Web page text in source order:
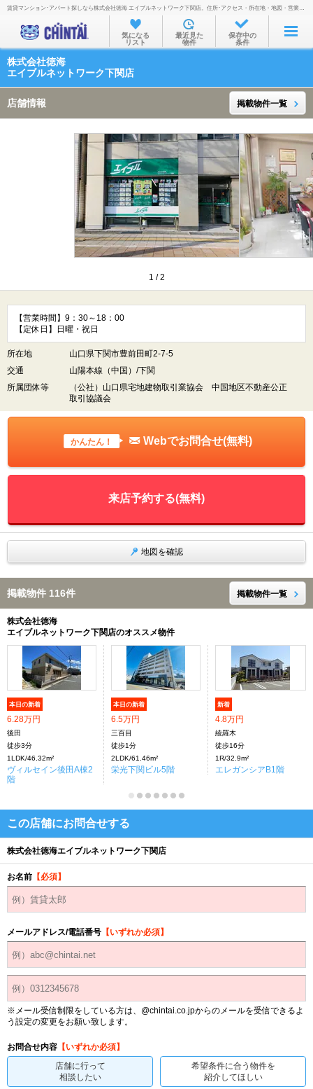
お部屋を探す
沿線・駅から
通勤通学時間から
物件特集から
不動産会社から
TOP
賃貸マンション･アパート探しなら株式会社徳海 エイブルネットワーク下関店。住所･アクセス・所在地・地図・営業時間・定休日・電話番号などを掲載。
気になる
リスト
最近見た
物件
保存中の
条件
株式会社徳海
エイブルネットワーク下関店
店舗情報 掲載物件一覧
1 /2
【営業時間】9：30～18：00
【定休日】日曜・祝日
所在地
山口県下関市豊前田町2-7-5
交通
山陽本線（中国）/下関
所属団体等
（公社）山口県宅地建物取引業協会 中国地区不動産公正
取引協議会
かんたん！ Webでお問合せ(無料)
来店予約する(無料)
地図を確認
掲載物件 116件 掲載物件一覧
株式会社徳海
エイブルネットワーク下関店のオススメ物件
本日の新着
6.28万円
後田
徒歩3分
1LDK/46.32m²
ヴィルセイン後田A棟2
階
本日の新着
6.5万円
三百目
徒歩1分
2LDK/61.46m²
栄光下関ビル5階
新着
4.8万円
綾羅木
徒歩16分
1R/32.9m²
エレガンシアB1階
この店舗にお問合せする
株式会社徳海エイブルネットワーク下関店
お名前 【必須】
メールアドレス/電話番号 【いずれか必須】
※メール受信制限をしている方は、@chintai.co.jpからのメールを受信できるよ
う設定の変更をお願い致します。
お問合せ内容 【いずれか必須】
店舗に行って
相談したい
希望条件に合う物件を
紹介してほしい